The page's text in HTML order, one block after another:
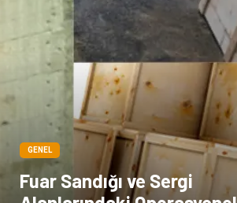
GENEL
Fuar Sandığı ve Sergi